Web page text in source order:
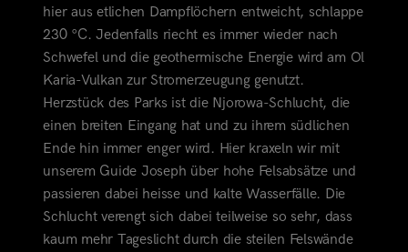
hier aus etlichen Dampflöchern entweicht, schlappe
230 °C. Jedenfalls riecht es immer wieder nach
Schwefel und die geothermische Energie wird am Ol
Karia-Vulkan zur Stromerzeugung genutzt.
Herzstück des Parks ist die Njorowa-Schlucht, die
einen breiten Eingang hat und zu ihrem südlichen
Ende hin immer enger wird. Hier kraxeln wir mit
unserem Guide Joseph über hohe Felsabsätze und
passieren dabei heisse und kalte Wasserfälle. Die
Schlucht verengt sich dabei teilweise so sehr, dass
kaum mehr Tageslicht durch die steilen Felswände